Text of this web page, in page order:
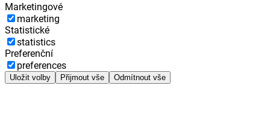
Marketingové
marketing
Statistické
statistics
Preferenční
preferences
Uložit volby Přijmout vše Odmítnout vše